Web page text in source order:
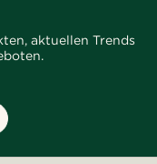
aktuellen Trends